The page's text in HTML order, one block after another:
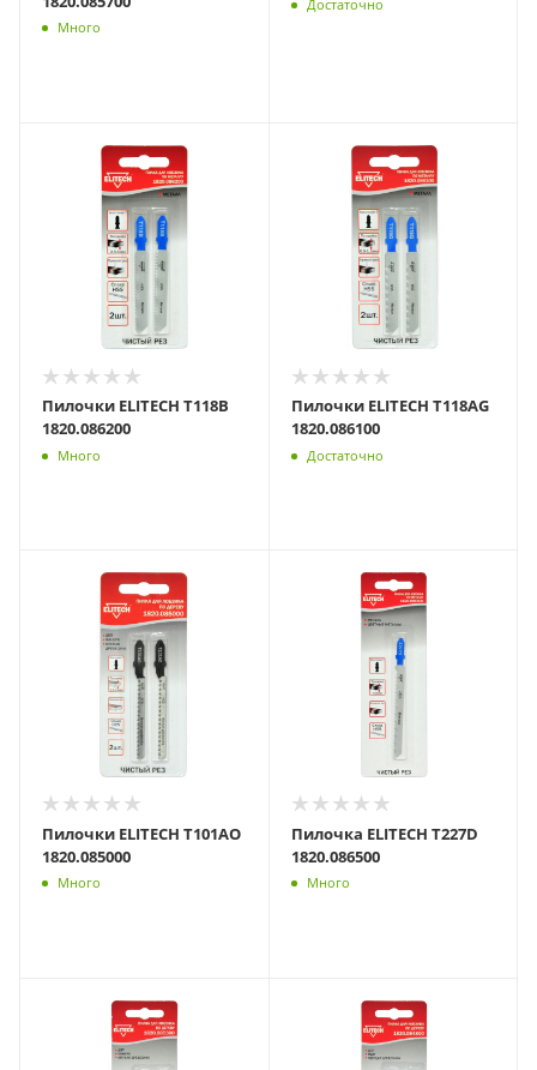
Много
Достаточно
Пилочки ELITECH T118B
1820.086200
Много
Пилочки ELITECH T118AG
1820.086100
Достаточно
Пилочки ELITECH T101AO
1820.085000
Много
Пилочка ELITECH T227D
1820.086500
Много